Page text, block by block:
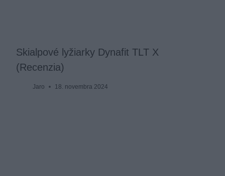
Skialpové lyžiarky Dynafit TLT X
(Recenzia)
Jaro 18. novembra 2024